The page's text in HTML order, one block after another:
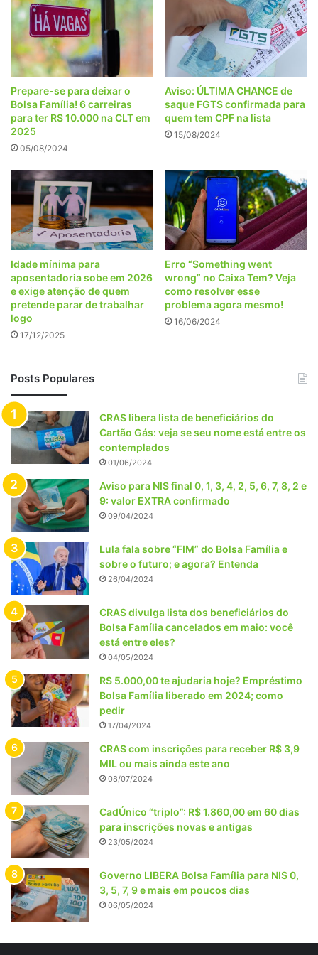
Prepare-se para deixar o
Bolsa Família! 6 carreiras
para ter R$ 10.000 na CLT em
2025
05/08/2024
Aviso: ÚLTIMA CHANCE de
saque FGTS confirmada para
quem tem CPF na lista
15/08/2024
Idade mínima para
aposentadoria sobe em 2026
e exige atenção de quem
pretende parar de trabalhar
logo
17/12/2025
Erro “Something went
wrong” no Caixa Tem? Veja
como resolver esse
problema agora mesmo!
16/06/2024
Posts Populares
CRAS libera lista de beneficiários do
Cartão Gás: veja se seu nome está entre os
contemplados
01/06/2024
Aviso para NIS final 0, 1, 3, 4, 2, 5, 6, 7, 8, 2 e
9: valor EXTRA confirmado
09/04/2024
Lula fala sobre “FIM” do Bolsa Família e
sobre o futuro; e agora? Entenda
26/04/2024
CRAS divulga lista dos beneficiários do
Bolsa Família cancelados em maio: você
está entre eles?
04/05/2024
R$ 5.000,00 te ajudaria hoje? Empréstimo
Bolsa Família liberado em 2024; como
pedir
17/04/2024
CRAS com inscrições para receber R$ 3,9
MIL ou mais ainda este ano
08/07/2024
CadÚnico “triplo”: R$ 1.860,00 em 60 dias
para inscrições novas e antigas
23/05/2024
Governo LIBERA Bolsa Família para NIS 0,
3, 5, 7, 9 e mais em poucos dias
06/05/2024